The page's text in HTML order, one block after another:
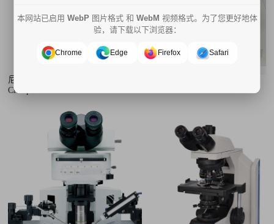
尼康正置生物显微镜ECLIPSE
Ci-L plus
本网站已启用 WebP 图片格式 和 WebM 视频格式。为了您更好地体
验，请下载以下浏览器：
Chrome Edge Firefox Safari